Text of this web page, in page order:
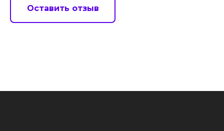
Оставить отзыв